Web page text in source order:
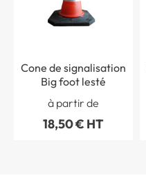
Cone de signalisation
Big foot lesté
à partir de
18,50 € HT